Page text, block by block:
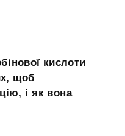
кислоти
щоб
і як вона